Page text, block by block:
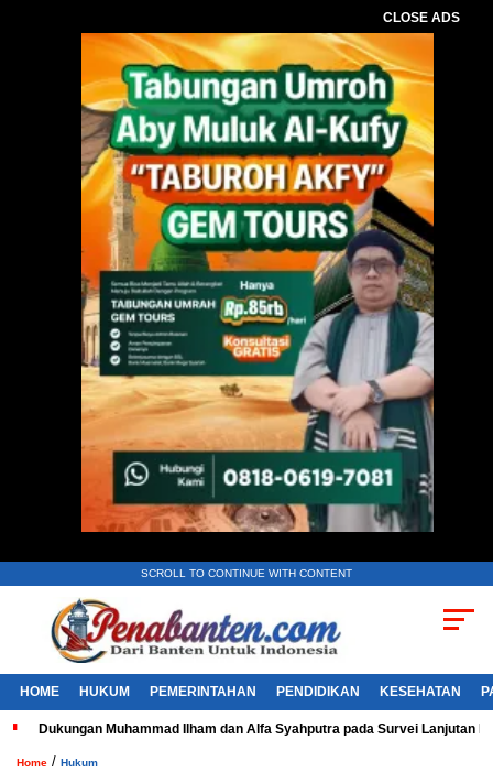
CLOSE ADS
SCROLL TO CONTINUE WITH CONTENT
HOME HUKUM PEMERINTAHAN PENDIDIKAN KESEHATAN
Dukungan Muhammad Ilham dan Alfa Syahputra pada Survei Lanjutan
Home / Hukum